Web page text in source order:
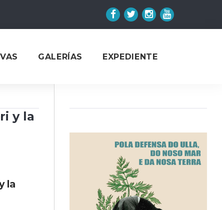
Facebook
TwitterInstagram
YouTube
GALERÍAS EXPEDIENTE
y la
la